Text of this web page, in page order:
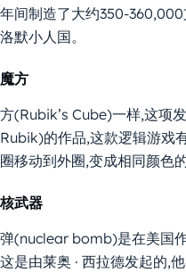
年间制造了大约350-
洛默小人国。
魔方
方(Rubik’s Cube)一样,这项
Rubik)的作品,这款逻辑游戏
圈移动到外圈,变成相同颜色
核武器
弹(nuclear bomb)是在美国
这是由莱奥 · 西拉德发起的,